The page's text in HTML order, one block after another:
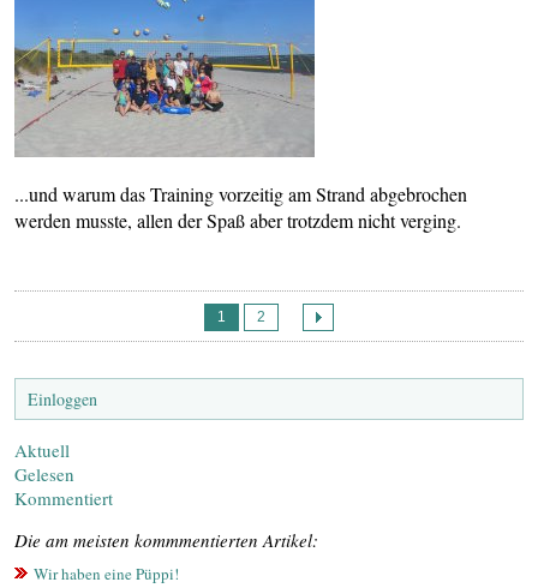
...und warum das Training vorzeitig am Strand abgebrochen
werden musste, allen der Spaß aber trotzdem nicht verging.
1 2
Einloggen
Aktuell
Gelesen
Kommentiert
Die am meisten kommmentierten Artikel:
Wir haben eine Püppi!